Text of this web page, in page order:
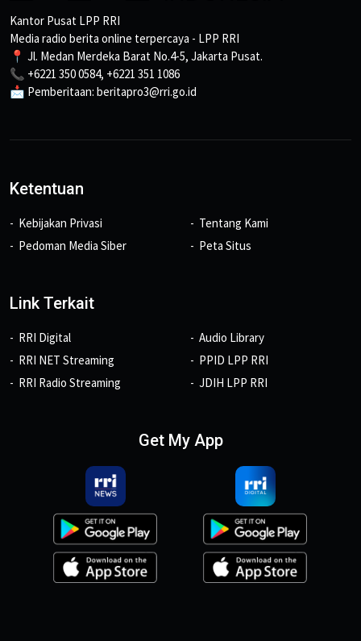
Kantor Pusat LPP RRI
Media radio berita online terpercaya - LPP RRI
📍 Jl. Medan Merdeka Barat No.4-5, Jakarta Pusat.
📞 +6221 350 0584, +6221 351 1086
📩 Pemberitaan: beritapro3@rri.go.id
Ketentuan
Kebijakan Privasi
Pedoman Media Siber
Tentang Kami
Peta Situs
Link Terkait
RRI Digital
RRI NET Streaming
RRI Radio Streaming
Audio Library
PPID LPP RRI
JDIH LPP RRI
Get My App